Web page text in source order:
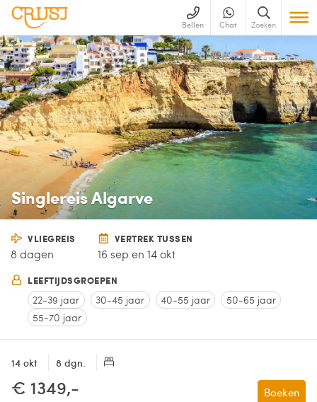
Bellen Chat Zoeken
Singlereis Algarve
VLIEGREIS
8 dagen
VERTREK TUSSEN
16 sep en 14 okt
LEEFTIJDSGROEPEN
22-39 jaar 30-45 jaar 40-55 jaar
50-65 jaar
55-70 jaar
14 okt 8 dgn.
€ 1349,- Boeken